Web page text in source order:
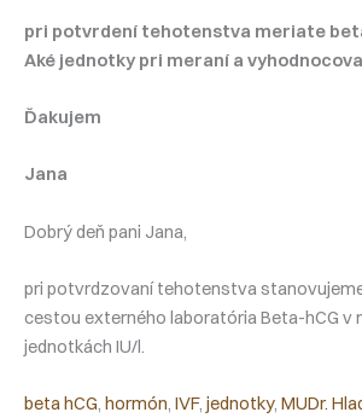
pri potvrdení tehotenstva meriate beta
Aké jednotky pri meraní a
Ďakujem
Jana
Dobrý deň pani Jana,
pri potvrdzovaní tehotenstva
cestou externého laboratória Beta-hCG v
jednotkách IU/l.
beta hCG, hormón, IVF, jednotky, MUDr.